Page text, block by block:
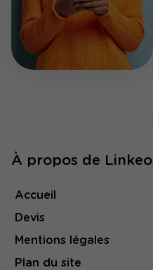
À propos de Linkeo
Accueil
Devis
Mentions légales
Plan du site